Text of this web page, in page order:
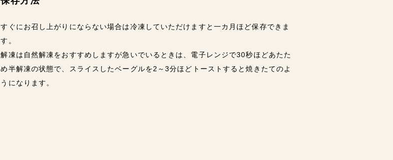
すぐにお召し上がりにならない場合は冷凍していただけますと一カ月ほど保存できま
す。
解凍は自然解凍をおすすめしますが急いでいるときは、電子レンジで30秒ほどあたた
め半解凍の状態で、スライスしたベーグルを2～3分ほどトーストすると焼きたてのよ
うになります。